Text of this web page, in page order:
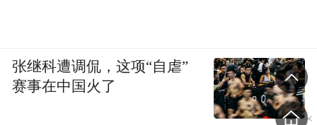
张继科遭调侃，这项“自虐”
赛事在中国火了